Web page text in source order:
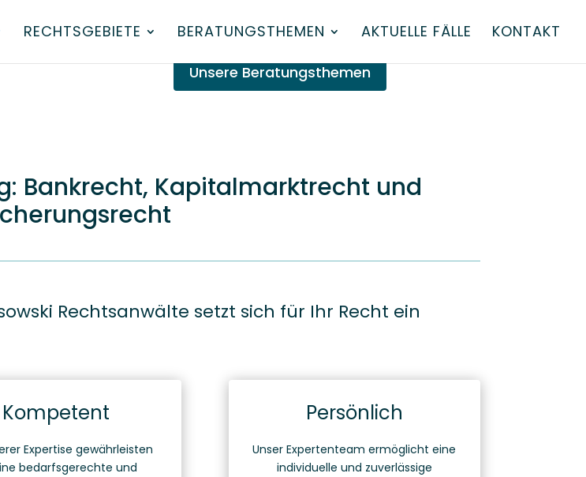
RECHTSGEBIETE BERATUNGSTHEMEN AKTUELLE FÄLLE KONTAKT
Unsere Beratungsthemen
Bankrecht, Kapitalmarktrecht und
Rechtsanwälte setzt sich für Ihr Recht ein
Kompetent
Expertise gewährleisten
bedarfsgerechte und
Persönlich
Unser Expertenteam ermöglicht eine
individuelle und zuverlässige